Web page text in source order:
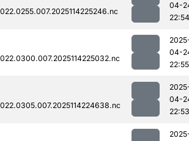
04-
22:54
04-
22:55
04-
22:53